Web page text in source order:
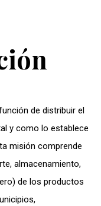
de distribuir el
y como lo establece
misión comprende
almacenamiento,
de los productos